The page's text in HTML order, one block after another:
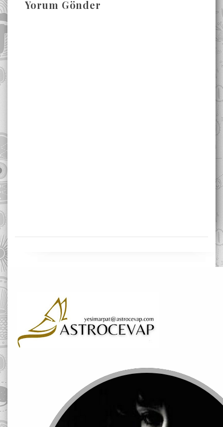
Yorum Gönder